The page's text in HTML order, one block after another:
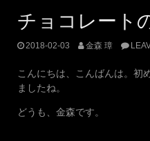
チョコレート
2018-02-03 金森 璋
こんにちは、こんばんは。初
ましたね。
どうも、金森です。